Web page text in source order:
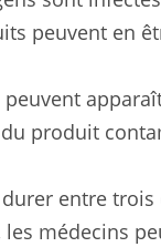
peuvent en
produit
durer entre
les médecins